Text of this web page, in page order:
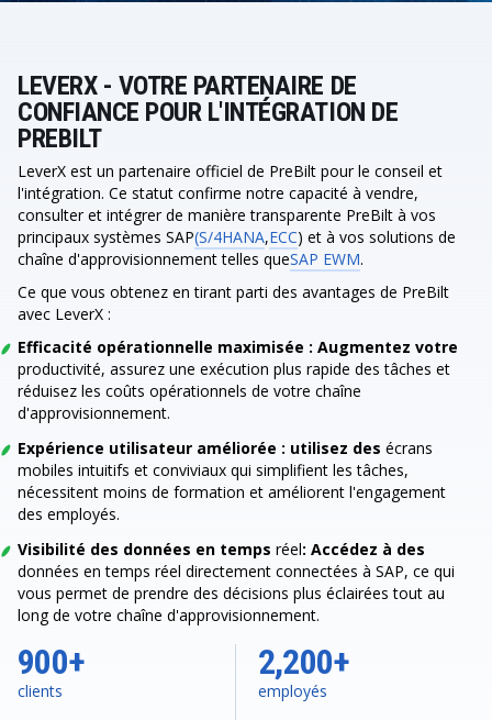
LEVERX - VOTRE PARTENAIRE DE
CONFIANCE POUR L'INTÉGRATION DE
PREBILT
LeverX est un partenaire officiel de PreBilt pour le conseil et
l'intégration. Ce statut confirme notre capacité à vendre,
consulter et intégrer de manière transparente PreBilt à vos
principaux systèmes SAP(S/4HANA,ECC) et à vos solutions de
chaîne d'approvisionnement telles queSAP EWM.
Ce que vous obtenez en tirant parti des avantages de PreBilt
avec LeverX :
Efficacité opérationnelle maximisée : Augmentez votre
productivité, assurez une exécution plus rapide des tâches et
réduisez les coûts opérationnels de votre chaîne
d'approvisionnement.
Expérience utilisateur améliorée : utilisez des écrans
mobiles intuitifs et conviviaux qui simplifient les tâches,
nécessitent moins de formation et améliorent l'engagement
des employés.
Visibilité des données en temps réel: Accédez à des
données en temps réel directement connectées à SAP, ce qui
vous permet de prendre des décisions plus éclairées tout au
long de votre chaîne d'approvisionnement.
900+
clients
2,200+
employés